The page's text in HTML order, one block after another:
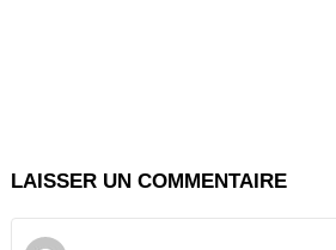
LAISSER UN COMMENTAIRE